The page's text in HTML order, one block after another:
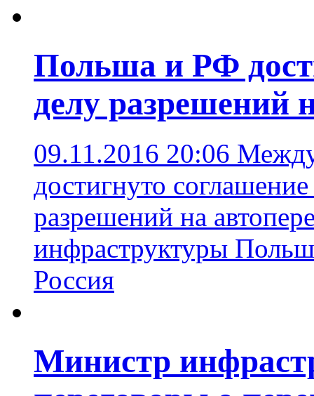
Польша и РФ
делу разрешений
09.11.2016 20:06
достигнуто
разрешений на
инфраструктуры
Россия
Министр